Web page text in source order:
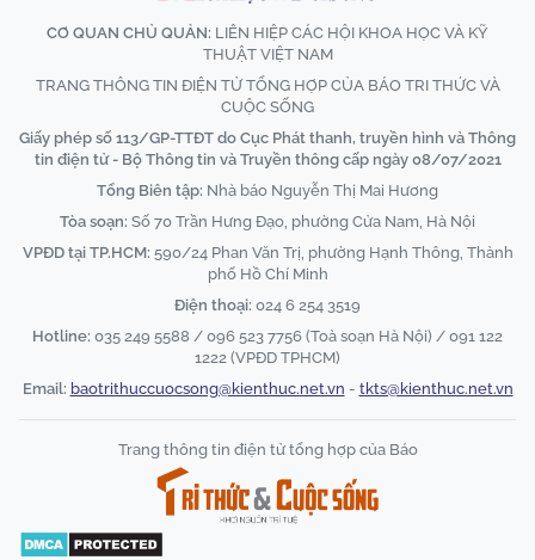
CƠ QUAN CHỦ QUẢN: LIÊN HIỆP CÁC HỘI KHOA HỌC VÀ KỸ
THUẬT VIỆT NAM
TRANG THÔNG TIN ĐIỆN TỬ TỔNG HỢP CỦA BÁO TRI THỨC VÀ
CUỘC SỐNG
Giấy phép số 113/GP-TTĐT do Cục Phát thanh, truyền hình và Thông
tin điện tử - Bộ Thông tin và Truyền thông cấp ngày 08/07/2021
Tổng Biên tập: Nhà báo Nguyễn Thị Mai Hương
Tòa soạn: Số 70 Trần Hưng Đạo, phường Cửa Nam, Hà Nội
VPĐD tại TP.HCM: 590/24 Phan Văn Trị, phường Hạnh Thông, Thành
phố Hồ Chí Minh
Điện thoại: 024 6 254 3519
Hotline: 035 249 5588 / 096 523 7756 (Toà soạn Hà Nội) / 091 122
1222 (VPĐD TPHCM)
Email: baotrithuccuocsong@kienthuc.net.vn - tkts@kienthuc.net.vn
Trang thông tin điện tử tổng hợp của Báo